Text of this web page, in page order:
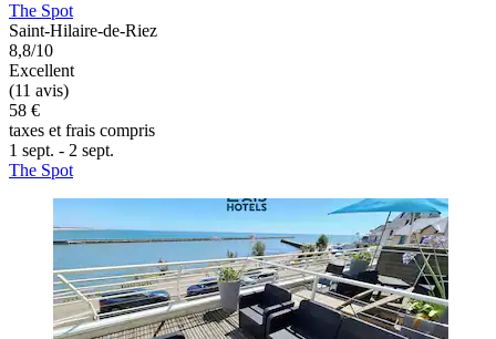
The Spot
Saint-Hilaire-de-Riez
8,8/10
Excellent
(11 avis)
58 €
taxes et frais compris
1 sept. - 2 sept.
The Spot